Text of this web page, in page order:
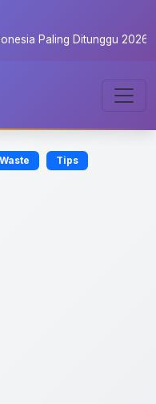
Paling Ditunggu 2026: Dari
Tips